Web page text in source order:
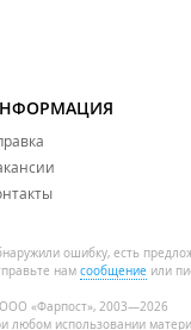
ошибку, есть
нам сообщение или
«Фарпост», 2003—2026
любом использовании